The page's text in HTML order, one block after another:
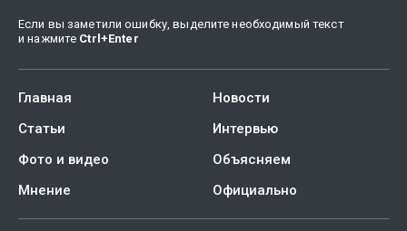
Если вы заметили ошибку, выделите необходимый текст
и нажмите Ctrl +Enter
Главная
Новости
Статьи
Интервью
Фото и видео
Объясняем
Мнение
Официально